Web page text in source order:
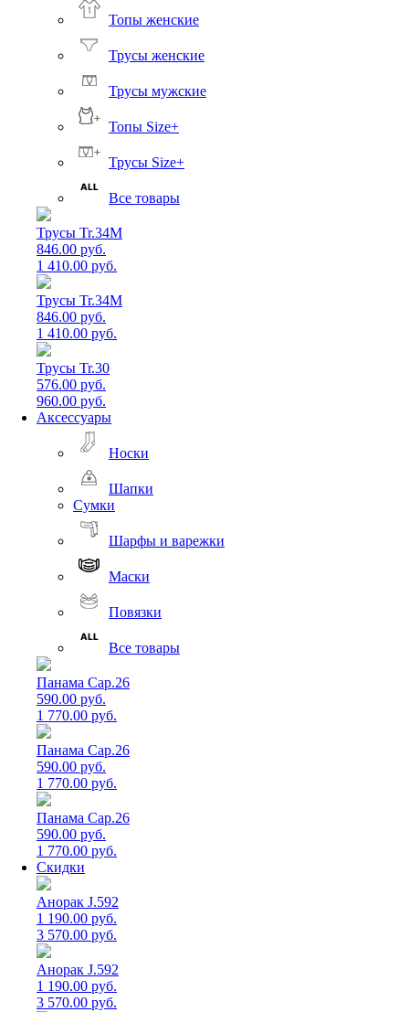
Топы женские
Трусы женские
Трусы мужские
Топы Size+
Трусы Size+
Все товары
Трусы Tr.34M
846.00 руб.
1 410.00 руб.
Трусы Tr.34M
846.00 руб.
1 410.00 руб.
Трусы Tr.30
576.00 руб.
960.00 руб.
Аксессуары
Носки
Шапки
Сумки
Шарфы и варежки
Маски
Повязки
Все товары
Панама Cap.26
590.00 руб.
1 770.00 руб.
Панама Cap.26
590.00 руб.
1 770.00 руб.
Панама Cap.26
590.00 руб.
1 770.00 руб.
Скидки
Анорак J.592
1 190.00 руб.
3 570.00 руб.
Анорак J.592
1 190.00 руб.
3 570.00 руб.